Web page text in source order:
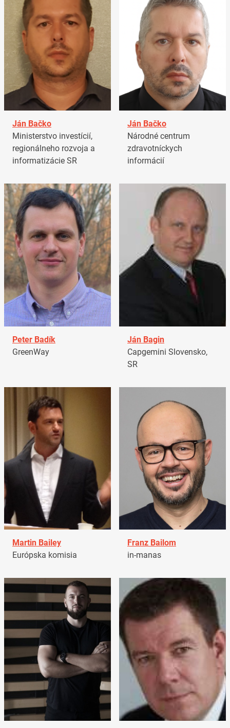
Ján Bačko
Ministerstvo investícií,
regionálneho rozvoja a
informatizácie SR
Ján Bačko
Národné centrum
zdravotníckych
informácií
Peter Badík
GreenWay
Ján Bagin
Capgemini Slovensko,
SR
Martin Bailey
Európska komisia
Franz Bailom
in-manas